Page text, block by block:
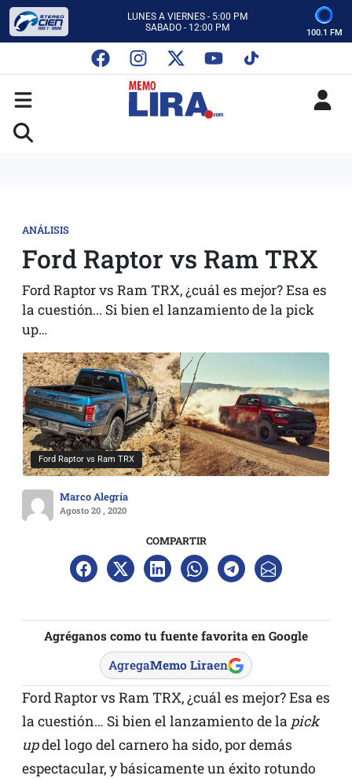
ESCUCHA AUTOS AL CIEN
CON MEMO LIRA Y SU EQUIPO
SABADO - 12:00 PM
ESCUCHA AUTOS AL CIEN
CON MEMO LIRA Y SU EQUIPO
LUNES A VIERNES - 5:00 PM
SABADO - 12:00 PM
100.1 FM
ANÁLISIS
Ford Raptor vs Ram TRX
Ford Raptor vs Ram TRX, ¿cuál es mejor? Esa es
la cuestión... Si bien el lanzamiento de la pick
up…
Ford Raptor vs Ram TRX
Marco Alegría
Agosto 20 , 2020
COMPARTIR
Agréganos como tu fuente favorita en Google
AgregaMemo Liraen
Ford Raptor vs Ram TRX, ¿cuál es mejor? Esa es
la cuestión… Si bien el lanzamiento de la pick
updel logo del carnero ha sido, por demás
espectacular, y básicamente un éxito rotundo